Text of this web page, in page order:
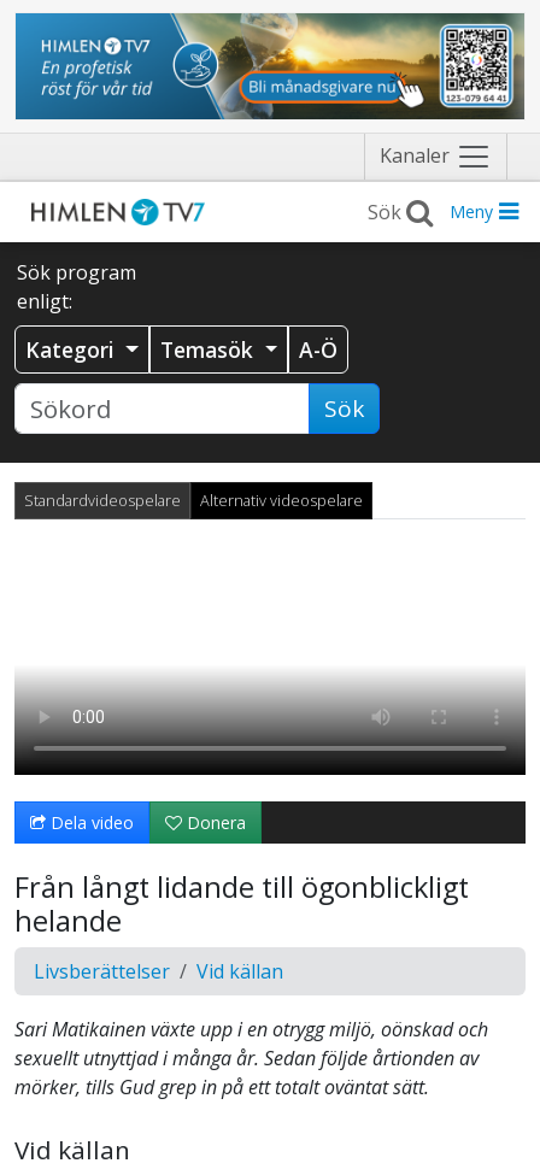
Kanaler Näytä
valikko
Meny
Sök program
enligt:
Kategori Temasök A-Ö
Sök
Standardvideospelare Alternativ videospelare
Dela video Donera
Från långt lidande till ögonblickligt
helande
Livsberättelser Vid källan
Sari Matikainen växte upp i en otrygg miljö, oönskad och
sexuellt utnyttjad i många år. Sedan följde årtionden av
mörker, tills Gud grep in på ett totalt oväntat sätt.
Vid källan